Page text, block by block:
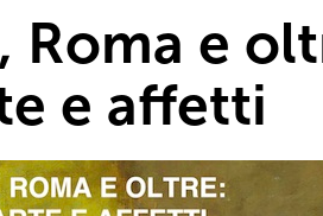
Roma e
e affetti